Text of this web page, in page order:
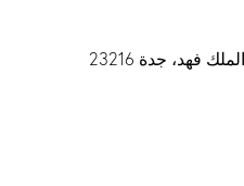
فهد، جدة 23216